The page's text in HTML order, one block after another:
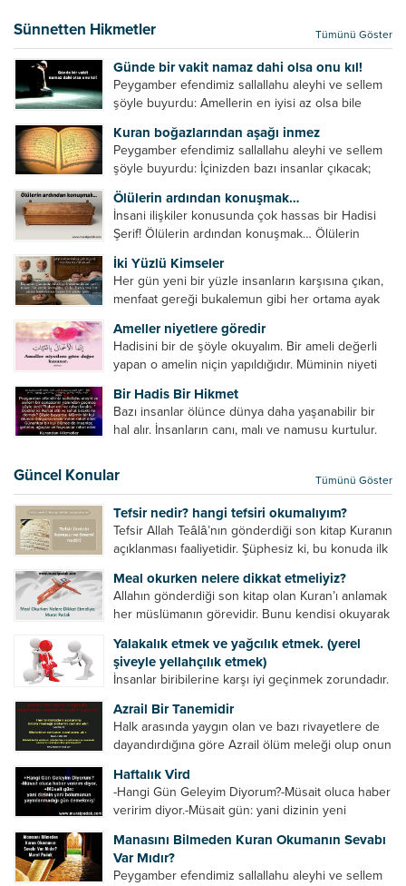
Beynin ön kısmında bulunan bölüme ön bellek
denir. Bu kısım insan vücudunda...
Sünnetten Hikmetler Tümünü Göster
Günde bir vakit namaz dahi olsa onu kıl!
Peygamber efendimiz sallallahu aleyhi ve sellem
şöyle buyurdu: Amellerin en iyisi az olsa bile
bir yere sahiptir. Namaz kul ile Allah arasındaki bir
toplantıdır....
Kuran boğazlarından aşağı inmez
Peygamber efendimiz sallallahu aleyhi ve sellem
şöyle buyurdu: İçinizden bazı insanlar çıkacak;
küçümseyeceksiniz. Onların oruçlarını görünce
kendi oruçlarınızı küçümseyeceksiniz. Onların
amellerini görünce kendi amellerinizi
küçümseyeceksiniz. ...
Ölülerin ardından konuşmak…
İnsani ilişkiler konusunda çok hassas bir Hadisi
Şerif! Ölülerin ardından konuşmak… Ölülerin
küfretmek, sövmek, onların günah ve kusurlarını
zikretmek ölüye zarar vermez, fayda da vermez....
İki Yüzlü Kimseler
Her gün yeni bir yüzle insanların karşısına çıkan,
menfaat gereği bukalemun gibi her ortama ayak
insan grubudur. Müminlerin yanında mümin gibi
duran,...
Ameller niyetlere göredir
Hadisini bir de şöyle okuyalım. Bir ameli değerli
yapan o amelin niçin yapıldığıdır. Müminin niyeti
namazın hiçbir değeri yoktur. Gösteriş için
okunan ezanın hiçbir...
Bir Hadis Bir Hikmet
Bazı insanlar ölünce dünya daha yaşanabilir bir
hal alır. İnsanların canı, malı ve namusu kurtulur.
kurtulur. Ağaçlar onun zulmünden kurtulur....
Güncel Konular Tümünü Göster
Tefsir nedir? hangi tefsiri okumalıyım?
Tefsir Allah Teâlâ’nın gönderdiği son kitap Kuranın
açıklanması faaliyetidir. Şüphesiz ki, bu konuda ilk
ayetleri peygamber efendimize soruyor. O da
bunları izah ediyor/tefsir ediyordu. “Biz sana...
Meal okurken nelere dikkat etmeliyiz?
Allahın gönderdiği son kitap olan Kuran’ı anlamak
her müslümanın görevidir. Bunu kendisi okuyarak
yollarla anlamaya çalışmalıdır. Meal nedir? Arapça
bir kelime olan meal;...
Yalakalık etmek ve yağcılık etmek. (yerel
şiveyle yellahçılık etmek)
İnsanlar biribilerine karşı iyi geçinmek zorundadır.
makam gücü, nesep gücü, maddi güç, fiziki güç)
diğer insanları ezebiliyor. Normal şartlarda elinde
bu güçler...
Azrail Bir Tanemidir
Halk arasında yaygın olan ve bazı rivayetlere de
dayandırdığına göre Azrail ölüm meleği olup onun
Azrail tek başına aynı anda binlerce insanın
canını...
Haftalık Vird
-Hangi Gün Geleyim Diyorum?-Müsait oluca haber
veririm diyor.-Müsait gün: yani dizinin yeni
efendinin Haftalık Virdi HAFTALIK VİRD Pazartesi
Günü Hangi VİRD var?20:00 Star TV –...
Manasını Bilmeden Kuran Okumanın Sevabı
Var Mıdır?
Peygamber efendimiz sallallahu aleyhi ve sellem